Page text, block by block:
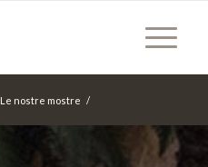
Le nostre mostre /